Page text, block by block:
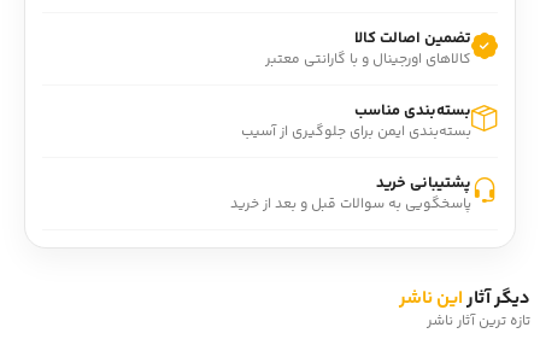
تضمین اصالت کالا
کالاهای اورجینال و با گارانتی معتبر
بسته‌بندی مناسب
بسته‌بندی ایمن برای جلوگیری از آسیب
پشتیبانی خرید
پاسخگویی به سوالات قبل و بعد از خرید
دیگر آثاراین ناشر
تازه ترین آثار ناشر